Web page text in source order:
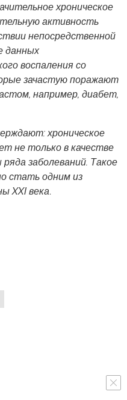
хроническое
активность
непосредственной
данных
воспаления со
зачастую поражают
например, диабет,
хроническое
не только в качестве
заболеваний. Такое
стать одним из
XXI века.